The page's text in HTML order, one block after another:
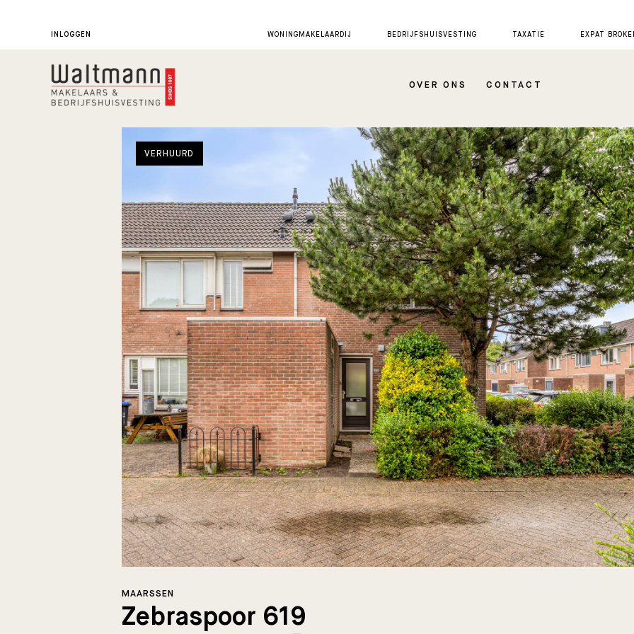
INLOGGEN WONINGMAKELAARDIJ BEDRIJFSHUISVESTING TAXATIE EXPAT
OVER ONS CONTACT
VERHUURD
Zebraspoor 619
MAARSSEN